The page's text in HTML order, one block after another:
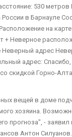
530 метров
в Барнауле
на
+ Неверное
Неверный адрес
адрес:
скидкой Горно-
вещей в доме
хозяина.
прогноза", - заявил
Антон Силуанов.